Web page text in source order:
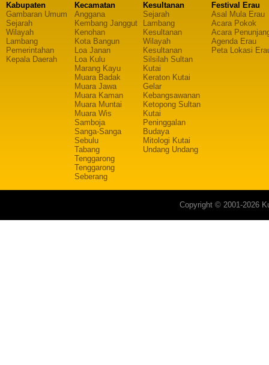
Kabupaten
Gambaran Umum
Sejarah
Wilayah
Lambang
Pemerintahan
Kepala Daerah
Kecamatan
Anggana
Kembang Janggut
Kenohan
Kota Bangun
Loa Janan
Loa Kulu
Marang Kayu
Muara Badak
Muara Jawa
Muara Kaman
Muara Muntai
Muara Wis
Samboja
Sanga-Sanga
Sebulu
Tabang
Tenggarong
Tenggarong
Seberang
Kesultanan
Sejarah
Lambang
Kesultanan
Wilayah
Kesultanan
Silsilah Sultan
Kutai
Keraton Kutai
Gelar
Kebangsawanan
Ketopong Sultan
Kutai
Peninggalan
Budaya
Mitologi Kutai
Undang Undang
Festival Erau
Asal Mula Erau
Acara Pokok
Acara
Agenda Erau
Peta Lokasi
Copyright © 2001-2026